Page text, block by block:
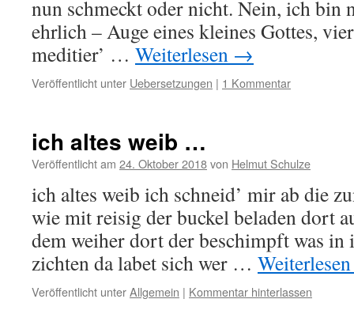
nun schmeckt oder nicht. Nein, ich bin
ehrlich – Auge eines kleines Gottes,
meditier’ … Weiterlesen →
Veröffentlicht unter Uebersetzungen | 1 Kommentar
ich altes weib …
Veröffentlicht am 24. Oktober 2018von Helmut Schulze
ich altes weib ich schneid’ mir ab die
wie mit reisig der buckel beladen dort
dem weiher dort der beschimpft was in
zichten da labet sich wer …
Veröffentlicht unterAllgemein | Kommentar hinterlassen